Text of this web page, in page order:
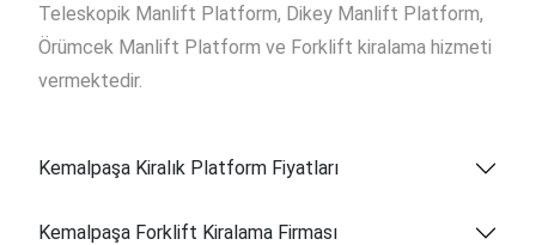
Teleskopik Manlift Platform, Dikey Manlift Platform,
Örümcek Manlift Platform ve Forklift kiralama hizmeti
vermektedir.
Kemalpaşa Kiralık Platform Fiyatları
Kemalpaşa Forklift Kiralama Firması